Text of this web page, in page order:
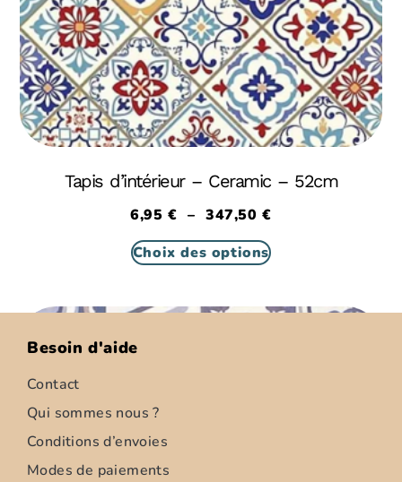
Tapis d’intérieur – Ceramic – 52cm
6,95€ – 347,50€
Choix des options
Besoin d'aide
Contact
Qui sommes nous ?
Conditions d’envoies
Modes de paiements